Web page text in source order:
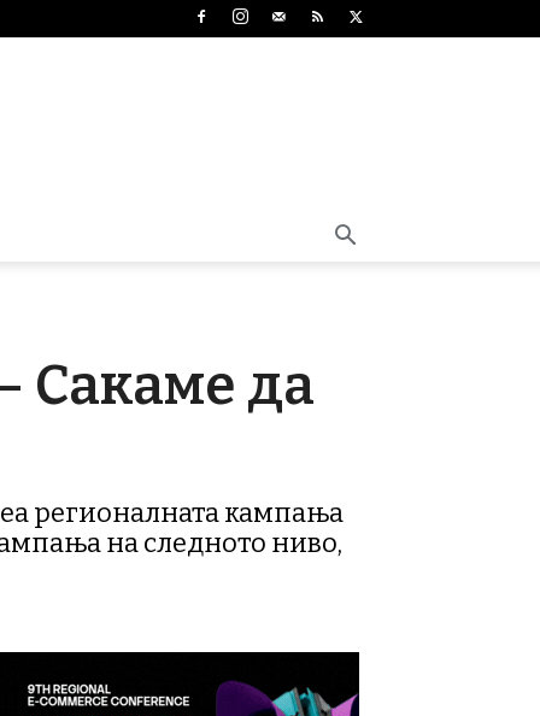
Сакаме да
регионалната кампања
на следното ниво,